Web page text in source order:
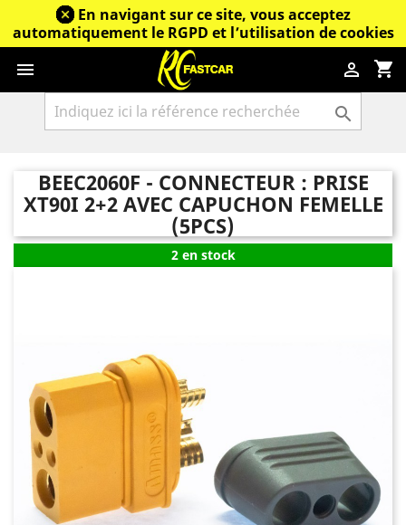
En navigant sur ce site, vous acceptez
automatiquement le RGPD et l’utilisation de cookies
 shopping_cart


BEEC2060F - CONNECTEUR : PRISE
XT90I 2+2 AVEC CAPUCHON FEMELLE
(5PCS)
2 en stock